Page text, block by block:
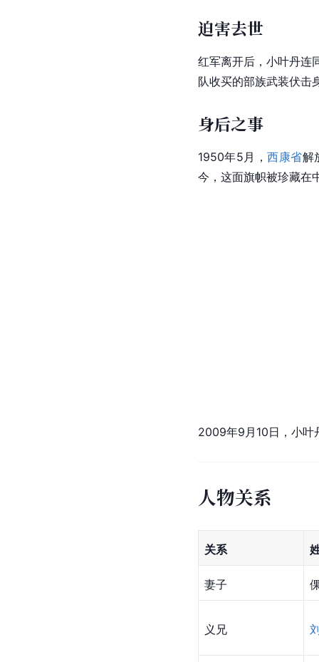
迫害去世
红军离开后，小叶丹连
队收买的部族武装伏击
身后之事
1950年5月，西康省解
今，这面旗帜被珍藏在
2009年9月10日，小叶
人物关系
关系
妻子
义兄